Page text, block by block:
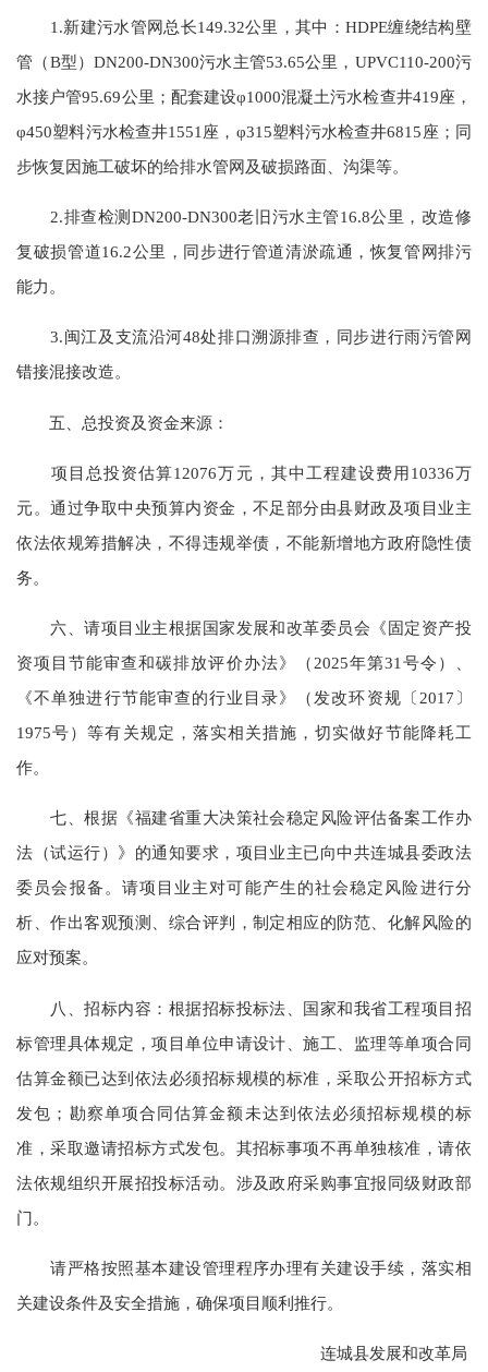
1.新建污水管网总长149.32公里，其中：HDPE缠绕结构壁
管（B型）DN200-DN300污水主管53.65公里，UPVC110-200污
水接户管95.69公里；配套建设φ1000混凝土污水检查井419座，
φ450塑料污水检查井1551座，φ315塑料污水检查井6815座；同
步恢复因施工破坏的给排水管网及破损路面、沟渠等。
2.排查检测DN200-DN300老旧污水主管16.8公里，改造修
复破损管道16.2公里，同步进行管道清淤疏通，恢复管网排污
能力。
3.闽江及支流沿河48处排口溯源排查，同步进行雨污管网
错接混接改造。
五、总投资及资金来源：
项目总投资估算12076万元，其中工程建设费用10336万
元。通过争取中央预算内资金，不足部分由县财政及项目业主
依法依规筹措解决，不得违规举债，不能新增地方政府隐性债
务。
六、请项目业主根据国家发展和改革委员会《固定资产投
资项目节能审查和碳排放评价办法》（2025年第31号令）、
《不单独进行节能审查的行业目录》（发改环资规〔2017〕
1975号）等有关规定，落实相关措施，切实做好节能降耗工
作。
七、根据《福建省重大决策社会稳定风险评估备案工作办
法（试运行）》的通知要求，项目业主已向中共连城县委政法
委员会报备。请项目业主对可能产生的社会稳定风险进行分
析、作出客观预测、综合评判，制定相应的防范、化解风险的
应对预案。
八、招标内容：根据招标投标法、国家和我省工程项目招
标管理具体规定，项目单位申请设计、施工、监理等单项合同
估算金额已达到依法必须招标规模的标准，采取公开招标方式
发包；勘察单项合同估算金额未达到依法必须招标规模的标
准，采取邀请招标方式发包。其招标事项不再单独核准，请依
法依规组织开展招投标活动。涉及政府采购事宜报同级财政部
门。
请严格按照基本建设管理程序办理有关建设手续，落实相
关建设条件及安全措施，确保项目顺利推行。
连城县发展和改革局